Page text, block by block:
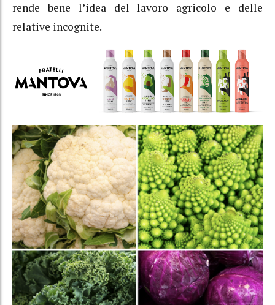
rende bene l’idea del lavoro agricolo e delle
relative incognite.